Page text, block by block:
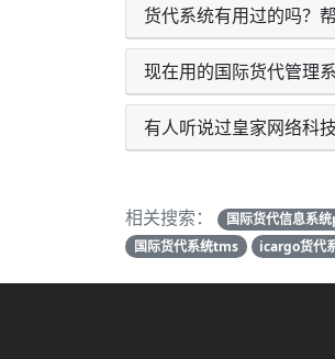
货代系统有用过的吗？帮
现在用的国际货代管理
有人听说过皇家网络科
相关搜索： 国际货代信息系
国际货代系统tms
icargo货代